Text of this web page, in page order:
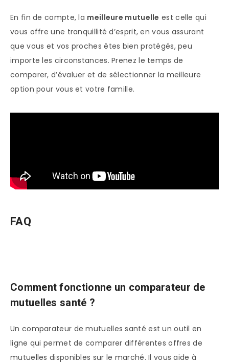
En fin de compte, la meilleure mutuelle est celle qui
vous offre une tranquillité d’esprit, en vous assurant
que vous et vos proches êtes bien protégés, peu
importe les circonstances. Prenez le temps de
comparer, d’évaluer et de sélectionner la meilleure
option pour vous et votre famille.
FAQ
Comment fonctionne un comparateur de
mutuelles santé ?
Un comparateur de mutuelles santé est un outil en
ligne qui permet de comparer différentes offres de
mutuelles disponibles sur le marché. Il vous aide à